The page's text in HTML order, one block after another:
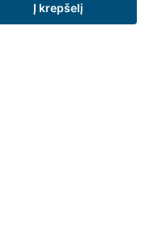
Į krepšelį